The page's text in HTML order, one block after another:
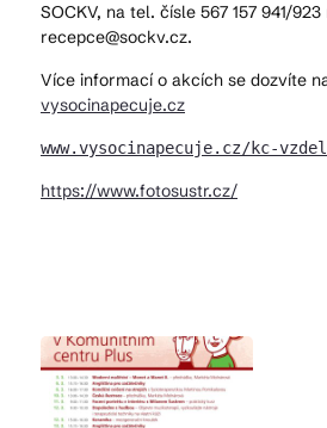
© 2026 Brána
SOCKV, na tel. čísle 567 157 941/
recepce@sockv.cz.
Více informací o akcích se dozvíte
vysocinapecuje.cz
www.vysocinapecuje.cz/kc-
https://www.fotosustr.cz/